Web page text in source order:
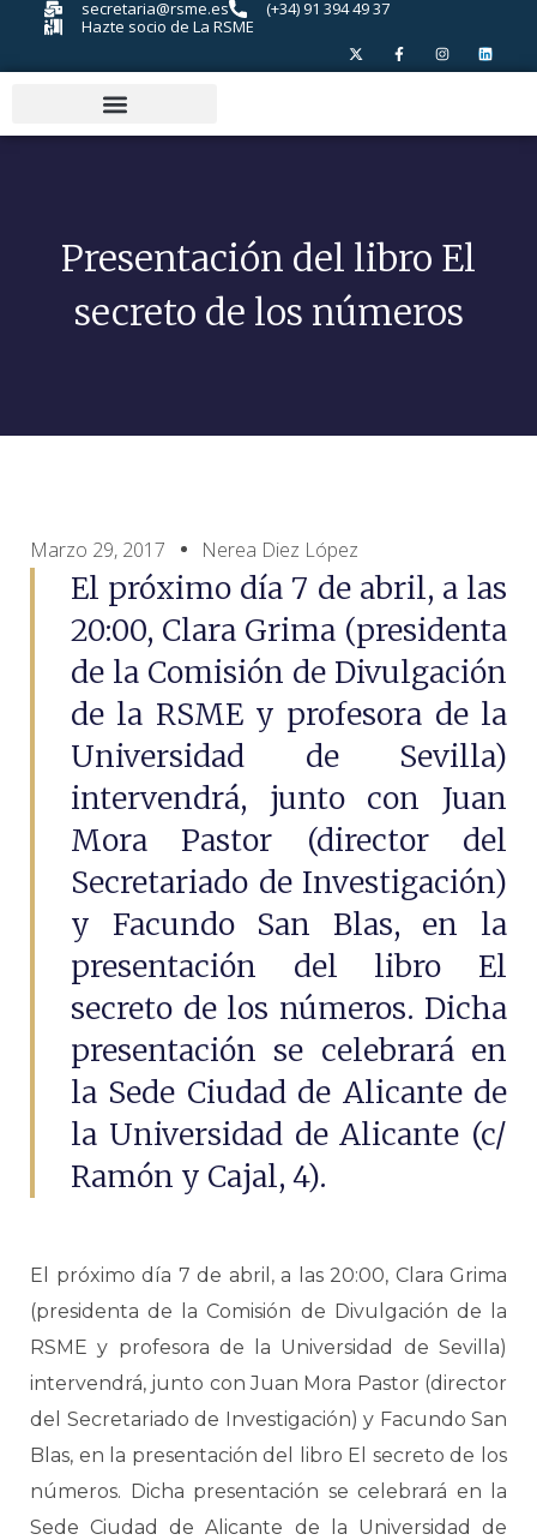
secretaria@rsme.es
(+34) 91 394 49 37
Hazte socio de La RSME
Presentación del libro El
secreto de los números
Marzo 29, 2017 Nerea Diez López
El próximo día 7 de abril, a las
20:00, Clara Grima (presidenta
de la Comisión de Divulgación
de la RSME y profesora de la
Universidad de Sevilla)
intervendrá, junto con Juan
Mora Pastor (director del
Secretariado de Investigación)
y Facundo San Blas, en la
presentación del libro El
secreto de los números. Dicha
presentación se celebrará en
la Sede Ciudad de Alicante de
la Universidad de Alicante (c/
Ramón y Cajal, 4).
El próximo día 7 de abril, a las 20:00, Clara Grima
(presidenta de la Comisión de Divulgación de la
RSME y profesora de la Universidad de Sevilla)
intervendrá, junto con Juan Mora Pastor (director
del Secretariado de Investigación) y Facundo San
Blas, en la presentación del libro El secreto de los
números. Dicha presentación se celebrará en la
Sede Ciudad de Alicante de la Universidad de